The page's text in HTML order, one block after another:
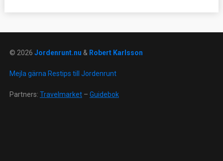
© 2026 Jordenrunt.nu & Robert Karlsson
Mejla gärna Restips till Jordenrunt
Partners: Travelmarket– Guidebok